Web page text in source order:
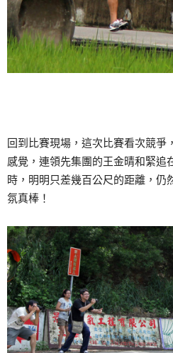
回到比賽現場，這次比賽看次競爭
感覺，連領先集團的王金晴和緊追
時，明明只差幾百公尺的距離，仍
氛真棒！